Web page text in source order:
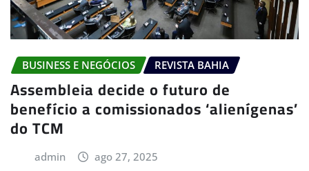
BUSINESS E NEGÓCIOS REVISTA BAHIA
Assembleia decide o futuro de
benefício a comissionados ‘alienígenas’
do TCM
admin ago 27, 2025